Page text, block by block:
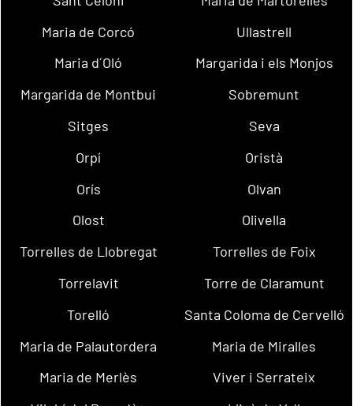
Maria de Corcó
Ullastrell
Maria d´Oló
Margarida i els Monjos
Margarida de Montbui
Sobremunt
Sitges
Seva
Orpí
Oristà
Orís
Olvan
Olost
Olivella
Torrelles de Llobregat
Torrelles de Foix
Torrelavit
Torre de Claramunt
Torelló
Santa Coloma de Cervelló
Maria de Palautordera
Maria de Miralles
Maria de Merlès
Viver i Serrateix